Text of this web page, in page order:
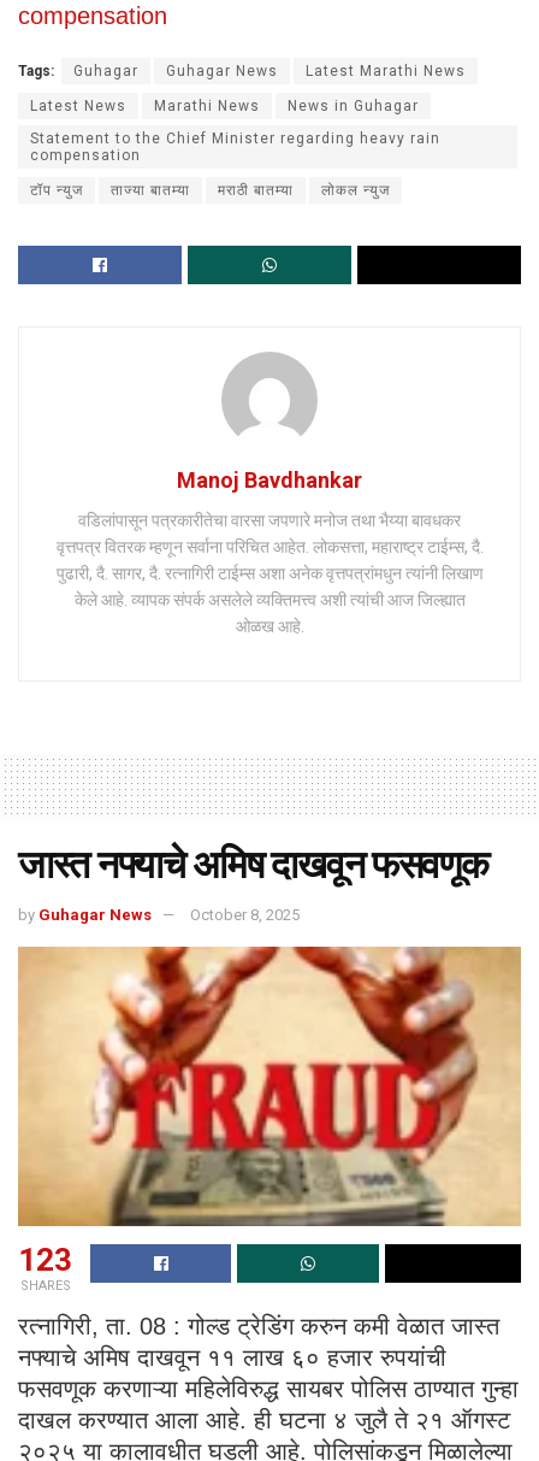
compensation
Tags: Guhagar Guhagar News Latest Marathi News
Latest News Marathi News
News in Guhagar
Statement to the Chief Minister regarding heavy rain
compensation
टॉप न्युज ताज्या बातम्या मराठी बातम्या लोकल न्युज
Manoj Bavdhankar
वडिलांपासून पत्रकारीतेचा वारसा जपणारे मनोज तथा भैय्या बावधकर
वृत्तपत्र वितरक म्हणून सर्वाना परिचित आहेत. लोकसत्ता, महाराष्ट्र टाईम्स, दै.
पुढारी, दै. सागर, दै. रत्नागिरी टाईम्स अशा अनेक वृत्तपत्रांमधुन त्यांनी लिखाण
केले आहे. व्यापक संपर्क असलेले व्यक्तिमत्त्व अशी त्यांची आज जिल्ह्यात
ओळख आहे.
जास्त नफ्याचे अमिष दाखवून फसवणूक
by Guhagar News October 8, 2025
123
SHARES
रत्नागिरी, ता. 08 : गोल्ड ट्रेडिंग करुन कमी वेळात जास्त
नफ्याचे अमिष दाखवून ११ लाख ६० हजार रुपयांची
फसवणूक करणाऱ्या महिलेविरुद्ध सायबर पोलिस ठाण्यात गुन्हा
दाखल करण्यात आला आहे. ही घटना ४ जुलै ते २१ ऑगस्ट
२०२५ या कालावधीत घडली आहे. पोलिसांकडून मिळालेल्या